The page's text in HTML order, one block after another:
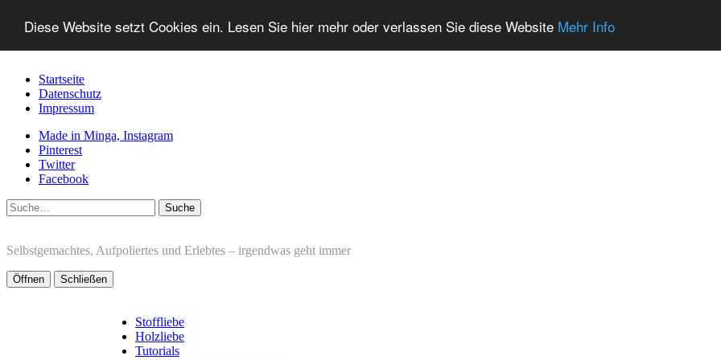
Diese Website setzt Cookies ein. Lesen Sie hier mehr oder verlassen Sie diese Website Mehr Info
Startseite
Datenschutz
Impressum
Made in Minga, Instagram
Pinterest
Twitter
Facebook
Suche
Selbstgemachtes, Aufpoliertes und Erlebtes – irgendwas geht immer
Öffnen Schließen
Stoffliebe
Holzliebe
Tutorials